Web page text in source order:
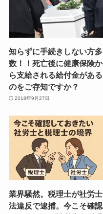
知らずに手続きしない方多
数！！死亡後に健康保険か
ら支給される給付金がある
のをご存知ですか？
2018年9月27日
業界騒然。税理士が社労士
法違反で逮捕。今こそ確認